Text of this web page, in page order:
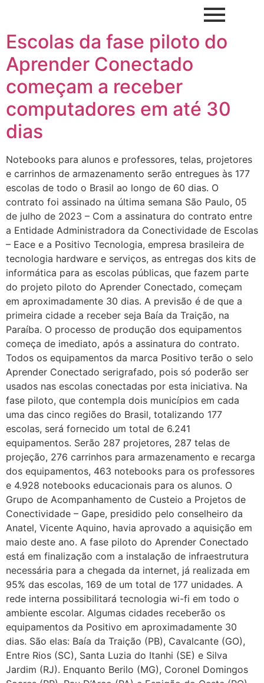
Escolas da fase piloto do
Aprender Conectado
começam a receber
computadores em até 30
dias
Notebooks para alunos e professores, telas, projetores
e carrinhos de armazenamento serão entregues às 177
escolas de todo o Brasil ao longo de 60 dias. O
contrato foi assinado na última semana São Paulo, 05
de julho de 2023 – Com a assinatura do contrato entre
a Entidade Administradora da Conectividade de Escolas
– Eace e a Positivo Tecnologia, empresa brasileira de
tecnologia hardware e serviços, as entregas dos kits de
informática para as escolas públicas, que fazem parte
do projeto piloto do Aprender Conectado, começam
em aproximadamente 30 dias. A previsão é de que a
primeira cidade a receber seja Baía da Traição, na
Paraíba. O processo de produção dos equipamentos
começa de imediato, após a assinatura do contrato.
Todos os equipamentos da marca Positivo terão o selo
Aprender Conectado serigrafado, pois só poderão ser
usados nas escolas conectadas por esta iniciativa. Na
fase piloto, que contempla dois municípios em cada
uma das cinco regiões do Brasil, totalizando 177
escolas, será fornecido um total de 6.241
equipamentos. Serão 287 projetores, 287 telas de
projeção, 276 carrinhos para armazenamento e recarga
dos equipamentos, 463 notebooks para os professores
e 4.928 notebooks educacionais para os alunos. O
Grupo de Acompanhamento de Custeio a Projetos de
Conectividade – Gape, presidido pelo conselheiro da
Anatel, Vicente Aquino, havia aprovado a aquisição em
maio deste ano. A fase piloto do Aprender Conectado
está em finalização com a instalação de infraestrutura
necessária para a chegada da internet, já realizada em
95% das escolas, 169 de um total de 177 unidades. A
rede interna possibilitará tecnologia wi-fi em todo o
ambiente escolar. Algumas cidades receberão os
equipamentos da Positivo em aproximadamente 30
dias. São elas: Baía da Traição (PB), Cavalcante (GO),
Entre Rios (SC), Santa Luzia do Itanhi (SE) e Silva
Jardim (RJ). Enquanto Berilo (MG), Coronel Domingos